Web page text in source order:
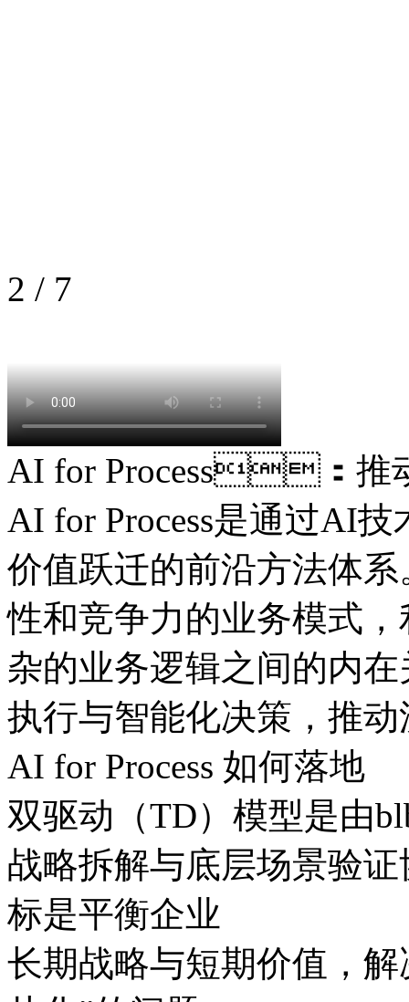
2 / 7
AI for Process：推
AI for Process是通过AI技
价值跃迁的前沿方法体
性和竞争力的业务模式
杂的业务逻辑之间的内在
执行与智能化决策，
AI for Process 如何落地
双驱动（TD）模型是由
战略拆解与底层场景验证
标是平衡企业
长期战略与短期价值，